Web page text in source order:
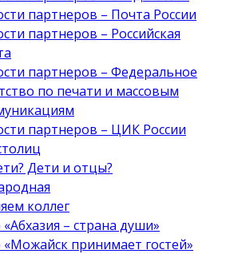
партнеров – Почта России
партнеров – Российская
партнеров – Федеральное
по печати и массовым
партнеров – ЦИК России
Дети и отцы?
коллег
«Абхазия – страна души»
«Можайск принимает гостей»